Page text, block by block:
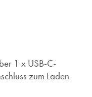
1 x USB-C-
zum Laden